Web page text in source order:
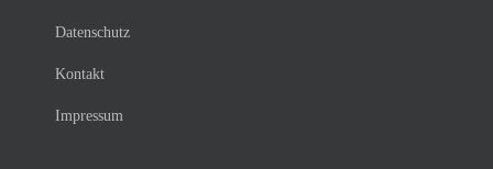
Datenschutz
Kontakt
Impressum